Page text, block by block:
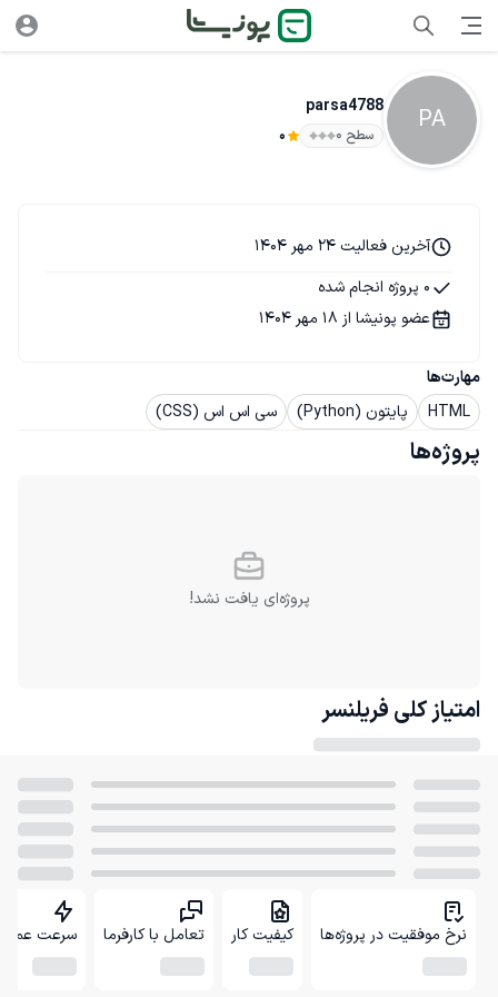
PA
parsa4788
سطح ۰ 0
مهارت‌ها
HTML
پایتون (Python) سی اس اس (CSS)
آخرین فعالیت 24 مهر 1404
0 پروژه انجام شده
عضو پونیشا از 18 مهر 1404
پروژه‌ها
پروژه‌ای یافت نشد!
امتیاز کلی فریلنسر
نرخ موفقیت در پروژه‌ها کیفیت کار تعامل با کارفرما سرعت عمل